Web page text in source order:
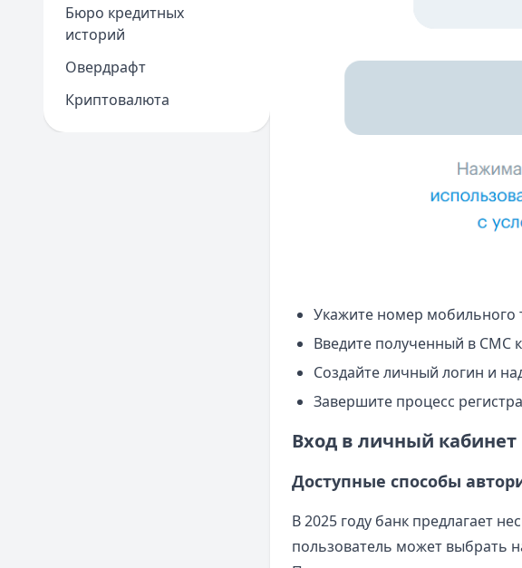
Бюро кредитных
историй
Овердрафт
Криптовалюта
Укажите номер мобильного
Введите полученный в СМС
Создайте личный логин и
Завершите процесс
Вход в личный кабинет
Доступные способы
В 2025 году банк предлагает
пользователь может выбрать